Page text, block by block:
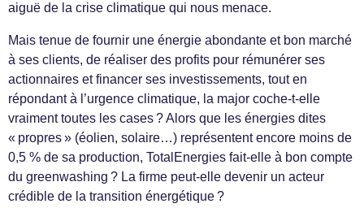
aiguë de la crise climatique qui nous menace.
Mais tenue de fournir une énergie abondante et bon marché
à ses clients, de réaliser des profits pour rémunérer ses
actionnaires et financer ses investissements, tout en
répondant à l’urgence climatique, la major coche-t-elle
vraiment toutes les cases ? Alors que les énergies dites
« propres » (éolien, solaire…) représentent encore moins de
0,5 % de sa production, TotalEnergies fait-elle à bon compte
du greenwashing ? La firme peut-elle devenir un acteur
crédible de la transition énergétique ?